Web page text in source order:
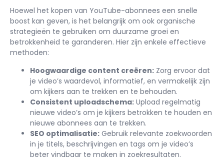
Hoewel het kopen van YouTube-abonnees een snelle
boost kan geven, is het belangrijk om ook organische
strategieën te gebruiken om duurzame groei en
betrokkenheid te garanderen. Hier zijn enkele effectieve
methoden:
Hoogwaardige content creëren: Zorg ervoor dat
je video’s waardevol, informatief, en vermakelijk zijn
om kijkers aan te trekken en te behouden.
Consistent uploadschema: Upload regelmatig
nieuwe video’s om je kijkers betrokken te houden en
nieuwe abonnees aan te trekken.
SEO optimalisatie: Gebruik relevante zoekwoorden
in je titels, beschrijvingen en tags om je video’s
beter vindbaar te maken in zoekresultaten.